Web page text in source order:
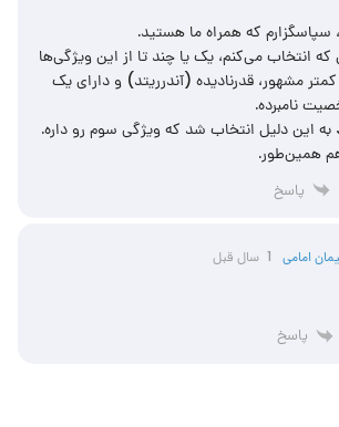
سپاسگزارم که همراه ما هستید.
انتخاب می‌کنم، یک یا چند تا از این ویژگی‌ها
مشهور، قدرنادیده (آندرریتد) و دارای یک
نامبرده.
مثلا فیلم Joker به این دلیل انتخاب شد که ویژگی سوم رو داره.
همین‌طور.
پاسخ
امامی 1 سال قبل
پاسخ